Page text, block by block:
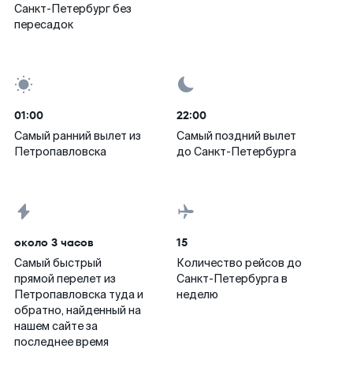
Санкт-Петербург без
пересадок
01:00
Самый ранний вылет из
Петропавловска
22:00
Самый поздний вылет
до Санкт-Петербурга
около 3 часов
Самый быстрый
прямой перелет из
Петропавловска туда и
обратно, найденный на
нашем сайте за
последнее время
15
Количество рейсов до
Санкт-Петербурга в
неделю